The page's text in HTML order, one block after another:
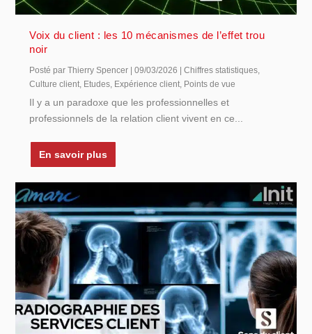
Voix du client : les 10 mécanismes de l’effet trou
noir
Posté parThierry Spencer |09/03/2026 |Chiffres statistiques
Culture client Etudes Expérience client Points de vue
Il y a un paradoxe que les professionnelles et
professionnels de la relation client vivent en ce...
En savoir plus